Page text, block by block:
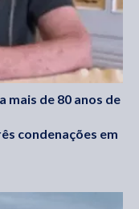
mais de 80 anos de
condenações em